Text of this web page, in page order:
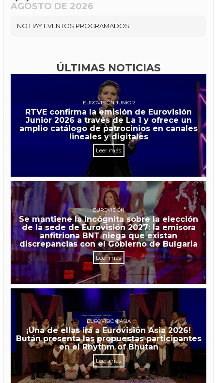
AGOSTO DE 2026
NO HAY EVENTOS PROGRAMADOS
ÚLTIMAS NOTICIAS
EUROVISIÓN JUNIOR
RTVE confirma la emisión de Eurovisión
Junior 2026 a través de La 1 y ofrece un
amplio catálogo de patrocinios en canales
lineales y digitales
Leer más
EUROVISIÓN
Se mantiene la incógnita sobre la elección
de la sede de Eurovisión 2027: la emisora
anfitriona BNT niega que existan
discrepancias con el Gobierno de Bulgaria
Leer más
EUROVISIÓN ASIA
¡Una de ellas irá a Eurovisión Asia 2026!
Bután presenta las propuestas participantes
en el Rhythm of Bhutan
Leer más